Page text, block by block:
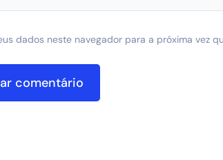
dados neste navegador para a próxima vez